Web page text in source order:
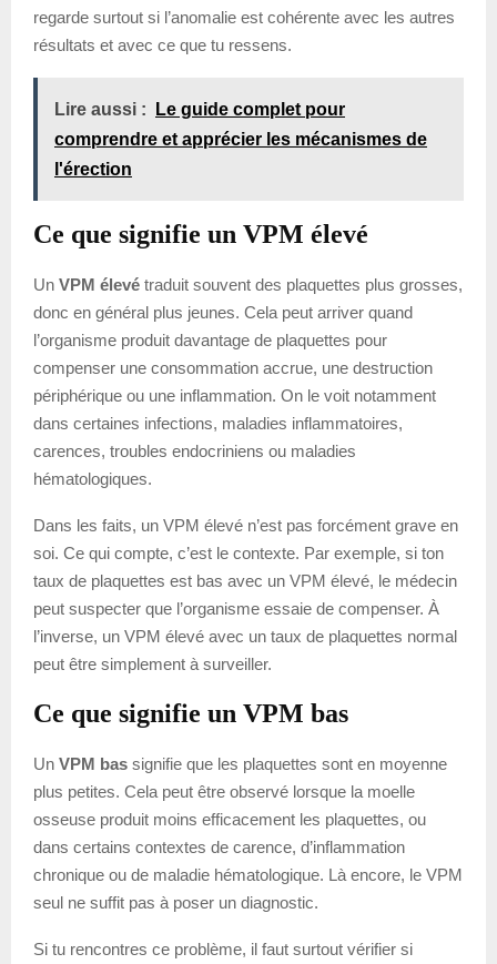
regarde surtout si l’anomalie est cohérente avec les autres
résultats et avec ce que tu ressens.
Lire aussi :
Le guide complet pour
comprendre et apprécier les mécanismes de
l'érection
Ce que signifie un VPM élevé
Un VPM élevé traduit souvent des plaquettes plus grosses,
donc en général plus jeunes. Cela peut arriver quand
l’organisme produit davantage de plaquettes pour
compenser une consommation accrue, une destruction
périphérique ou une inflammation. On le voit notamment
dans certaines infections, maladies inflammatoires,
carences, troubles endocriniens ou maladies
hématologiques.
Dans les faits, un VPM élevé n’est pas forcément grave en
soi. Ce qui compte, c’est le contexte. Par exemple, si ton
taux de plaquettes est bas avec un VPM élevé, le médecin
peut suspecter que l’organisme essaie de compenser. À
l’inverse, un VPM élevé avec un taux de plaquettes normal
peut être simplement à surveiller.
Ce que signifie un VPM bas
Un VPM bas signifie que les plaquettes sont en moyenne
plus petites. Cela peut être observé lorsque la moelle
osseuse produit moins efficacement les plaquettes, ou
dans certains contextes de carence, d’inflammation
chronique ou de maladie hématologique. Là encore, le VPM
seul ne suffit pas à poser un diagnostic.
Si tu rencontres ce problème, il faut surtout vérifier si